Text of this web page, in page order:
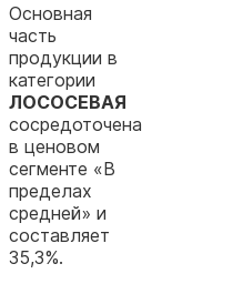
Основная
часть
продукции в
категории
ЛОСОСЕВАЯ
сосредоточена
в ценовом
сегменте «В
пределах
средней» и
составляет
35,3%.